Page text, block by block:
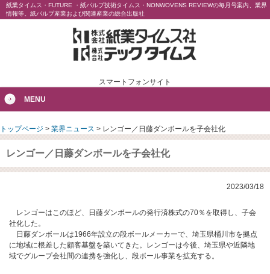
紙業タイムス・FUTURE ・紙パルプ技術タイムス・NONWOVENS REVIEWの毎月号案内、業界
情報等。紙パルプ産業および関連産業の総合出版社
スマートフォンサイト
MENU
トップページ > 業界ニュース > レンゴー／日藤ダンボールを子会社化
レンゴー／日藤ダンボールを子会社化
2023/03/18
レンゴーはこのほど、日藤ダンボールの発行済株式の70％を取得し、子会
社化した。
日藤ダンボールは1966年設立の段ボールメーカーで、埼玉県桶川市を拠点
に地域に根差した顧客基盤を築いてきた。レンゴーは今後、埼玉県や近隣地
域でグループ会社間の連携を強化し、段ボール事業を拡充する。